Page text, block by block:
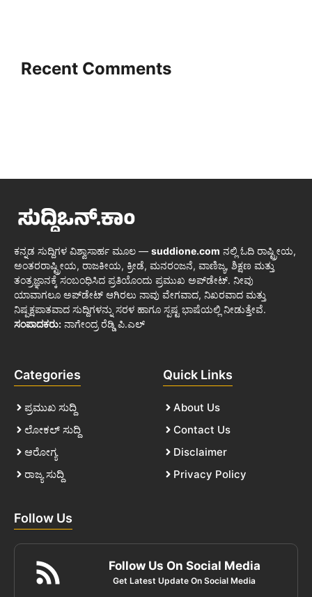
Recent Comments
ಕನ್ನಡ ಸುದ್ದಿಗಳ ವಿಶ್ವಾಸಾರ್ಹ ಮೂಲ — suddione.com ನಲ್ಲಿ ಓದಿ ರಾಷ್ಟ್ರೀಯ,
ಅಂತರರಾಷ್ಟ್ರೀಯ, ರಾಜಕೀಯ, ಕ್ರೀಡೆ, ಮನರಂಜನೆ, ವಾಣಿಜ್ಯ, ಶಿಕ್ಷಣ ಮತ್ತು
ತಂತ್ರಜ್ಞಾನಕ್ಕೆ ಸಂಬಂಧಿಸಿದ ಪ್ರತಿಯೊಂದು ಪ್ರಮುಖ ಅಪ್‌ಡೇಟ್. ನೀವು
ಯಾವಾಗಲೂ ಅಪ್‌ಡೇಟ್ ಆಗಿರಲು ನಾವು ವೇಗವಾದ, ನಿಖರವಾದ ಮತ್ತು
ನಿಷ್ಪಕ್ಷಪಾತವಾದ ಸುದ್ದಿಗಳನ್ನು ಸರಳ ಹಾಗೂ ಸ್ಪಷ್ಟ ಭಾಷೆಯಲ್ಲಿ ನೀಡುತ್ತೇವೆ.
ಸಂಪಾದಕರು: ನಾಗೇಂದ್ರ ರೆಡ್ಡಿ ಪಿ.ಎಲ್
Categories
ಪ್ರಮುಖ ಸುದ್ದಿ
ಲೋಕಲ್ ಸುದ್ದಿ
ಆರೋಗ್ಯ
ರಾಜ್ಯ ಸುದ್ದಿ
Quick Links
About Us
Contact Us
Disclaimer
Privacy Policy
Follow Us
Follow Us On Social Media
Get Latest Update On Social Media